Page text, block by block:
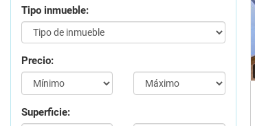
Tipo inmueble:
Precio:
Superficie: